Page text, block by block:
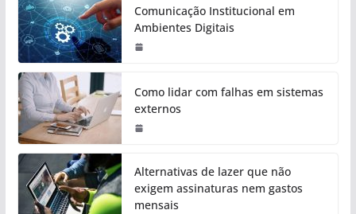
Comunicação Institucional em
Ambientes Digitais
Como lidar com falhas em sistemas
externos
Alternativas de lazer que não
exigem assinaturas nem gastos
mensais